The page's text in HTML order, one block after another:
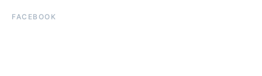
FACEBOOK